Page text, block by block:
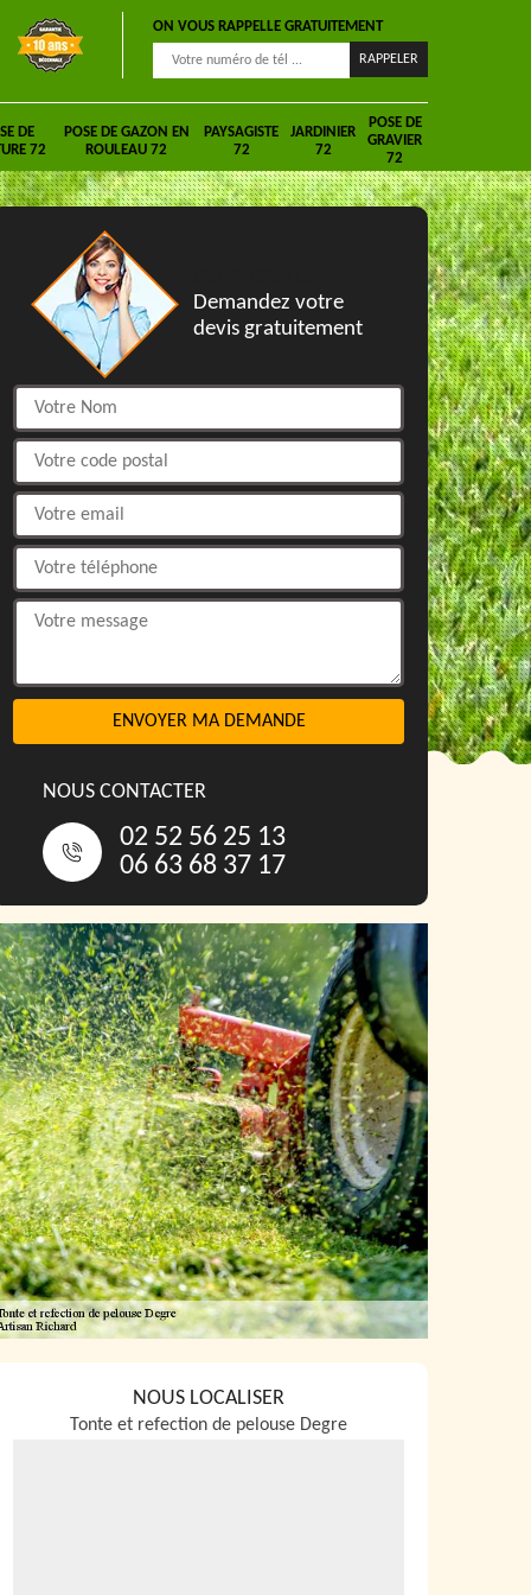
ON VOUS RAPPELLE GRATUITEMENT
DE
72
POSE DE GAZON EN
ROULEAU 72
PAYSAGISTE
72
JARDINIER
72
POSE DE
GRAVIER
72
Demandez votre
devis gratuitement
NOUS CONTACTER
02 52 56 25 13
06 63 68 37 17
NOUS LOCALISER
Tonte et refection de pelouse Degre